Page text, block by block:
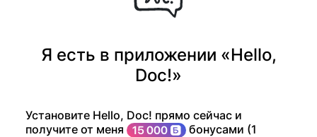
Я есть в приложении «Hello,
Doc!»
Установите Hello, Doc! прямо сейчас и
получите от меня
бонусами (1